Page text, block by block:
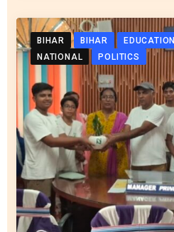
BIHAR BIHAR EDUCATION
NATIONAL
POLITICS